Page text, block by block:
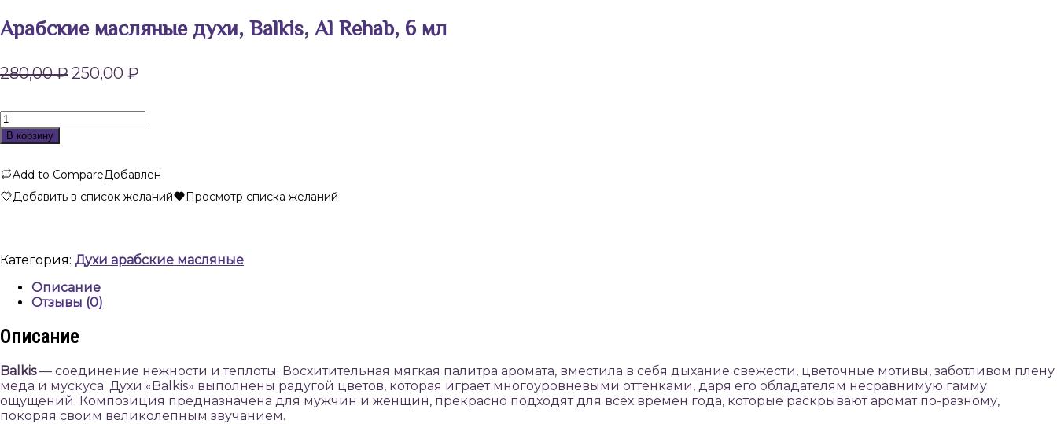
Арабские масляные духи, Balkis, Al Rehab, 6 мл
280,00₽ Первоначальная
цена
280,00 ₽.
250,00 ₽
Количество
товара
Арабские
духи,
Balkis,
мл
В корзину
Add to CompareДобавлен
Добавить в список желаний
Просмотр списка желаний
Категория: Духи арабские масляные
Описание
Отзывы (0)
Описание
Ba lkis— соединение нежности и теплоты. Восхитительная мягкая палитра аромата, вместила в себя дыхание свежести, цветочные мотивы, заботливом плену
меда и мускуса. Духи «Balkis» выполнены радугой цветов, которая играет многоуровневыми оттенками, даря его обладателям несравнимую гамму
ощущений. Композиция предназначена для мужчин и женщин, прекрасно подходят для всех времен года, которые раскрывают аромат по-разному,
покоряя своим великолепным звучанием.